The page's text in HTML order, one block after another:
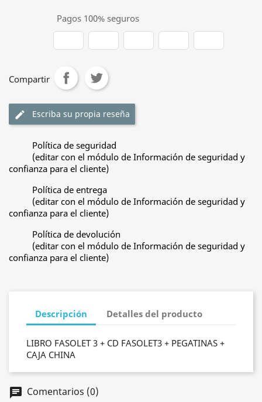
Pagos 100% seguros
Compartir
edit Escriba su propia reseña
Política de seguridad
(editar con el módulo de Información de seguridad y
confianza para el cliente)
Política de entrega
(editar con el módulo de Información de seguridad y
confianza para el cliente)
Política de devolución
(editar con el módulo de Información de seguridad y
confianza para el cliente)
Descripción Detalles del producto
LIBRO FASOLET 3 + CD FASOLET3 + PEGATINAS +
CAJA CHINA
chat Comentarios (0)